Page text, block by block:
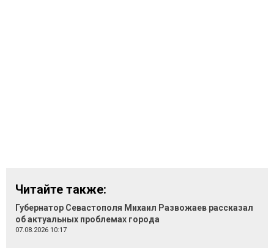
Читайте также:
Губернатор Севастополя Михаил Развожаев рассказал
об актуальных проблемах города
07.08.2026 10:17